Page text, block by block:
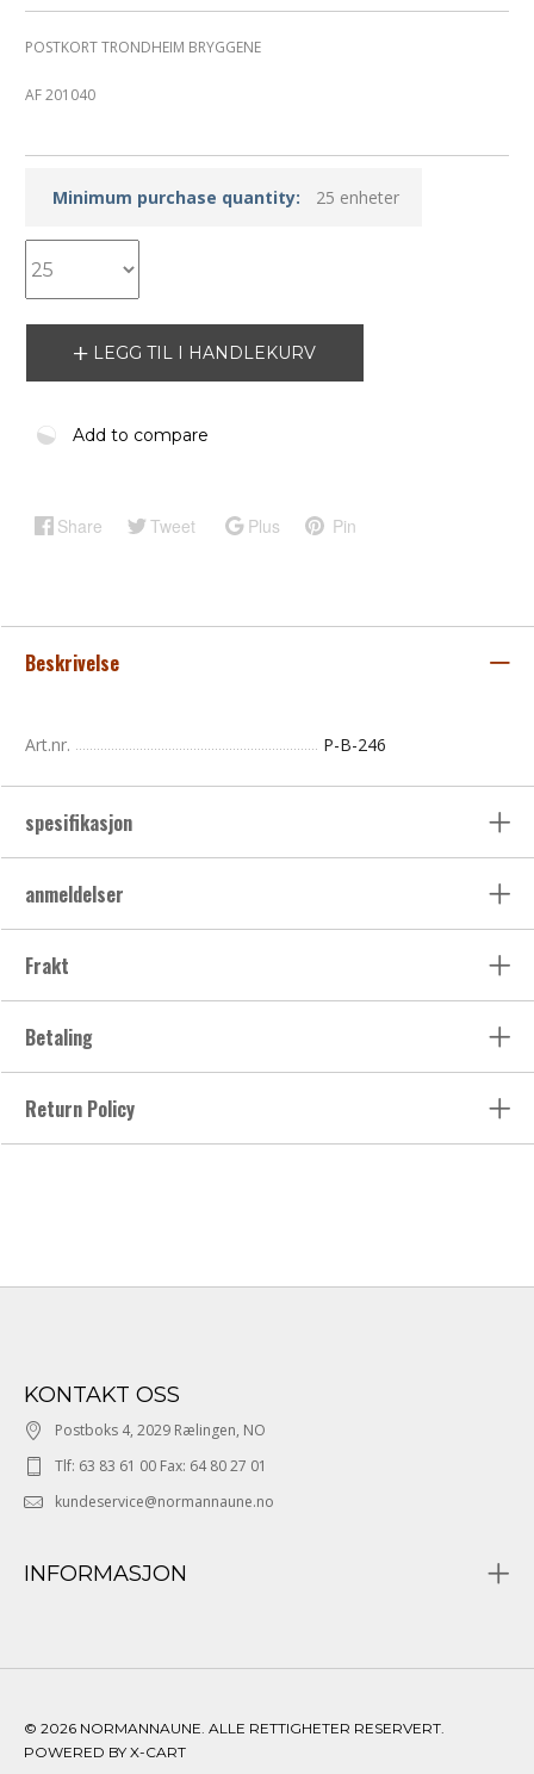
POSTKORT TRONDHEIM BRYGGENE
AF 201040
Minimum purchase quantity: 25 enheter
LEGG TIL I HANDLEKURV
Add to compare
Share Tweet Plus Pin
Beskrivelse
Art.nr. P-B-246
spesifikasjon
anmeldelser
Frakt
Betaling
Return Policy
KONTAKT OSS
Postboks 4, 2029 Rælingen, NO
Tlf: 63 83 61 00 Fax: 64 80 27 01
kundeservice@normannaune.no
INFORMASJON
© 2026 NORMANNAUNE. ALLE RETTIGHETER RESERVERT.
POWERED BY X-CART